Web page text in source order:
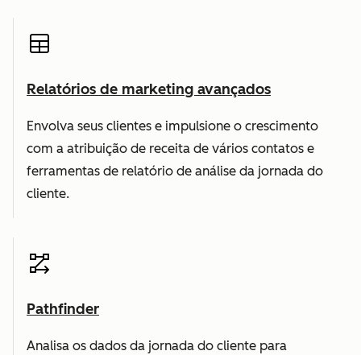
Relatórios de marketing avançados
Envolva seus clientes e impulsione o crescimento
com a atribuição de receita de vários contatos e
ferramentas de relatório de análise da jornada do
cliente.
Pathfinder
Analisa os dados da jornada do cliente para